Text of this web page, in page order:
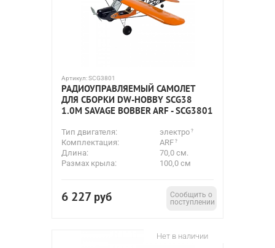
Артикул:SCG3801
РАДИОУПРАВЛЯЕМЫЙ САМОЛЕТ
ДЛЯ СБОРКИ DW-HOBBY SCG38
1.0М SAVAGE BOBBER ARF - SCG3801
Тип двигателя:
электро
Комплектация:
ARF
Длина:
70,0 см.
Размах крыла:
100,0 см
6 227 руб
Сообщить о
поступлении
Нет в наличии